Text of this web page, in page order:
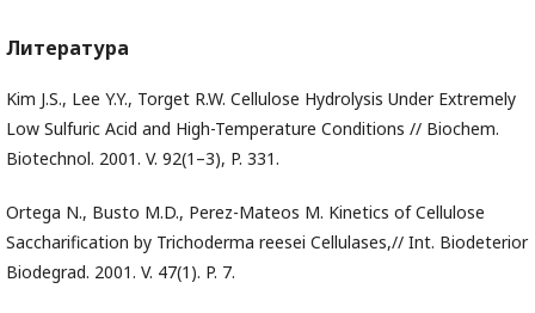
Литература
Kim J.S., Lee Y.Y., Torget R.W. Cellulose Hydrolysis Under Extremely
Low Sulfuric Acid and High-Temperature Conditions // Biochem.
Biotechnol. 2001. V. 92(1–3), P. 331.
Ortega N., Busto M.D., Perez-Mateos M. Kinetics of Cellulose
Saccharification by Trichoderma reesei Cellulases,// Int. Biodeterior
Biodegrad. 2001. V. 47(1). P. 7.